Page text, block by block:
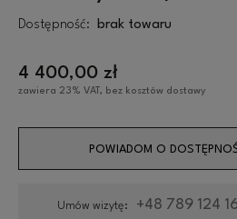
Dostępność: brak towaru
4 400,00 zł
zawiera 23% VAT, bez kosztów dostawy
POWIADOM O
Umów wizytę: +48 789 124